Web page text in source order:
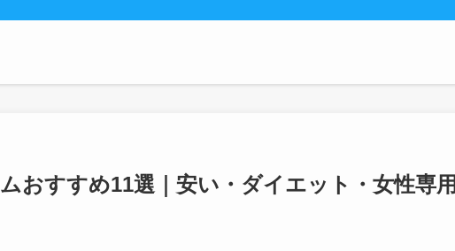
おすすめ11選｜安い・ダイエット・女性専用